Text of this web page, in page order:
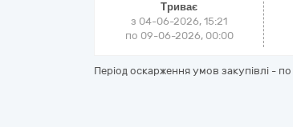
Триває
з 04-06-2026, 15:21
по 09-06-2026, 00:00
Період оскарження умов закупівлі - по